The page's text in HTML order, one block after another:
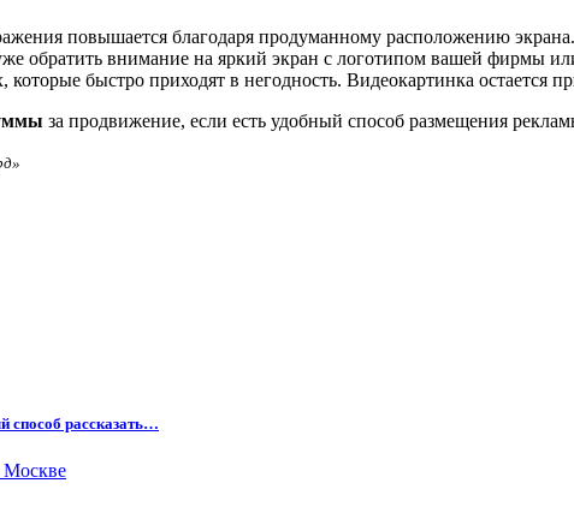
повышается благодаря продуманному расположению
обратить внимание на яркий экран с логотипом вашей фирмы
быстро приходят в негодность. Видеокартинка остается
за продвижение, если есть удобный способ размещения
способ рассказать…